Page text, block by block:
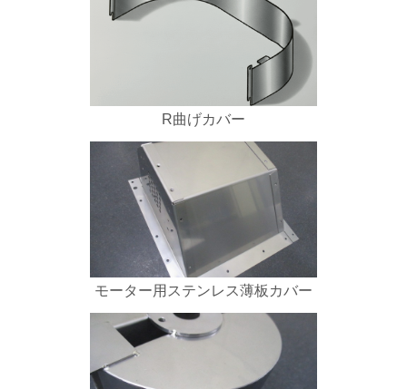
R曲げカバー
モーター用ステンレス薄板カバー